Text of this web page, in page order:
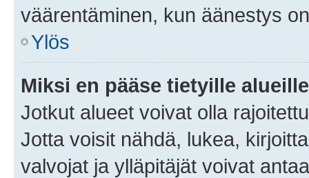
väärentäminen, kun äänestys
Ylös
Miksi en pääse tietyille
Jotkut alueet voivat olla
Jotta voisit nähdä, lukea,
valvojat ja ylläpitäjät voivat